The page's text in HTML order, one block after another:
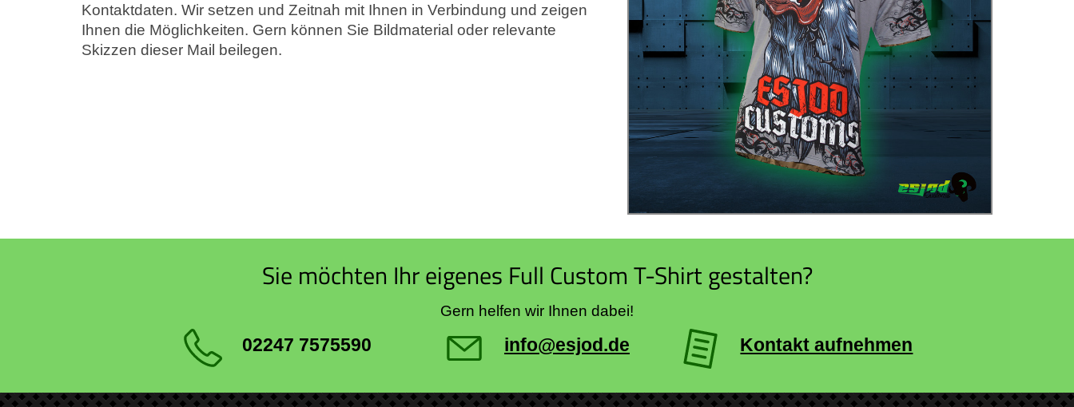
Kontaktdaten. Wir setzen und Zeitnah mit Ihnen in Verbindung und zeigen
Ihnen die Möglichkeiten. Gern können Sie Bildmaterial oder relevante
Skizzen dieser Mail beilegen.
Sie möchten Ihr eigenes Full Custom T-Shirt gestalten?
Gern helfen wir Ihnen dabei!
02247 7575590 info@esjod.de Kontakt aufnehmen